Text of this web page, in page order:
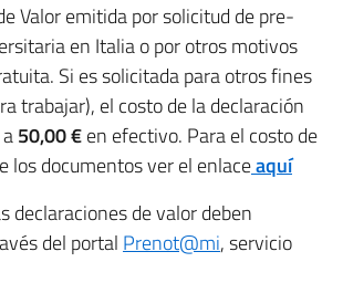
Valor emitida por solicitud de pre-
en Italia o por otros motivos
Si es solicitada para otros fines
trabajar), el costo de la declaración
50,00 €en efectivo. Para el costo de
los documentos ver el enlaceaquí
declaraciones de valor deben
del portal Prenot@mi, servicio